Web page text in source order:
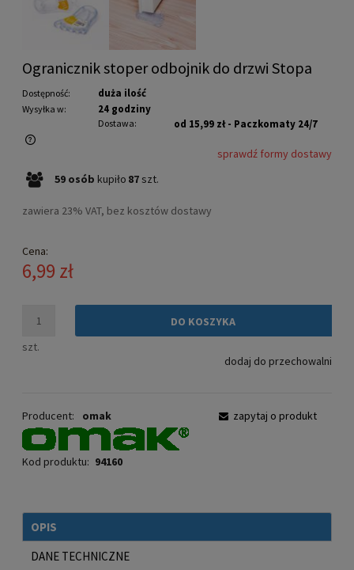
Ogranicznik stoper odbojnik do drzwi Stopa
Dostępność: duża ilość
Wysyłka w: 24 godziny
Dostawa: od 15,99 zł - Paczkomaty 24/7
Cena nie zawiera ewentualnych kosztów płatności
sprawdź formy dostawy
59 osób kupiło 87 szt.
zawiera 23% VAT, bez kosztów dostawy
Cena:
6,99 zł
szt.
DO KOSZYKA
dodaj do przechowalni
Producent: omak
Kod produktu: 94160
zapytaj o produkt
OPIS
DANE TECHNICZNE